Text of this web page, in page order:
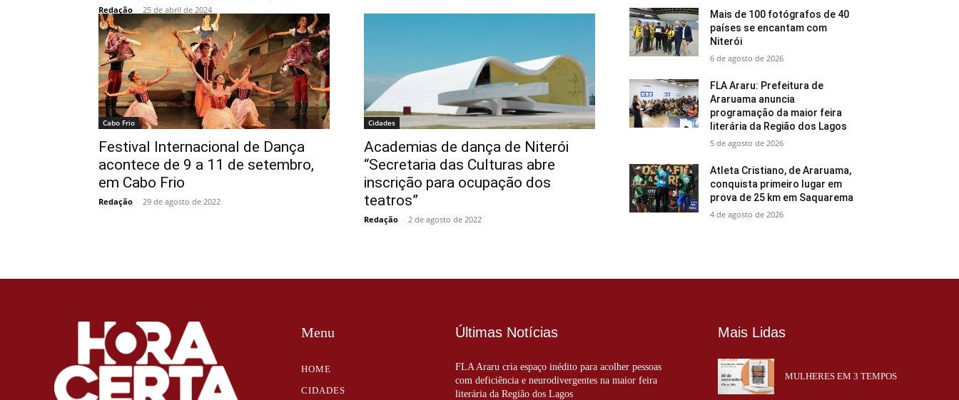
Redação - 25 de abril de 2024
Cabo Frio
Festival Internacional de Dança
acontece de 9 a 11 de setembro,
em Cabo Frio
Redação - 29 de agosto de 2022
Cidades
Academias de dança de Niterói
“Secretaria das Culturas abre
inscrição para ocupação dos
teatros”
Redação - 2 de agosto de 2022
Mais de 100 fotógrafos de 40
países se encantam com
Niterói
6 de agosto de 2026
FLA Araru: Prefeitura de
Araruama anuncia
programação da maior feira
literária da Região dos Lagos
5 de agosto de 2026
Atleta Cristiano, de Araruama,
conquista primeiro lugar em
prova de 25 km em Saquarema
4 de agosto de 2026
Menu
HOME
CIDADES
Últimas Notícias
FLA Araru cria espaço inédito para acolher pessoas
com deficiência e neurodivergentes na maior feira
literária da Região dos Lagos
Mais Lidas
MULHERES EM 3 TEMPOS